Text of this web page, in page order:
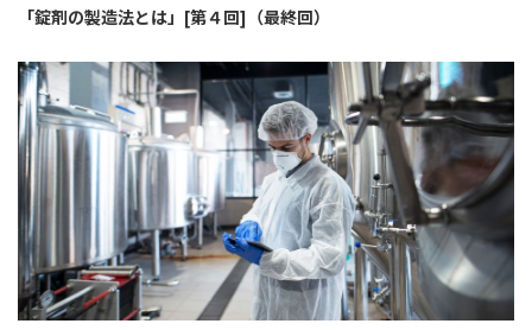
「錠剤の製造法とは」[第４回]（最終回）